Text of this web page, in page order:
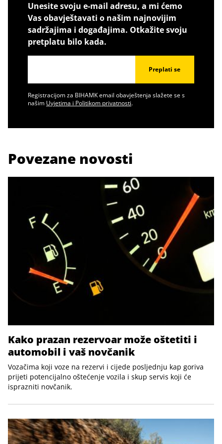
Unesite svoju e-mail adresu, a mi ćemo
Vas obavještavati o našim najnovijim
sadržajima i događajima. Otkažite svoju
pretplatu bilo kada.
Preplati se
Registracijom za BIHAMK email obavještenja slažete se s
našim Uvjetima i Politikom privatnosti.
Povezane novosti
Kako prazan rezervoar može oštetiti i
automobil i vaš novčanik
Vozačima koji voze na rezervi i cijede posljednju kap goriva
prijeti potencijalno oštećenje vozila i skup servis koji će
isprazniti novčanik.